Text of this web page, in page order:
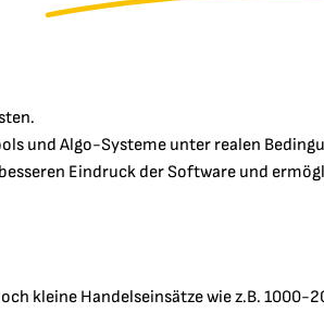
und Algo-Systeme unter realen
Eindruck der Software und
kleine Handelseinsätze wie z.B. 1000-